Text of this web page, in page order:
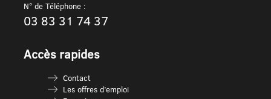
N° de Téléphone :
03 83 31 74 37
Accès rapides
Contact
Les offres d’emploi